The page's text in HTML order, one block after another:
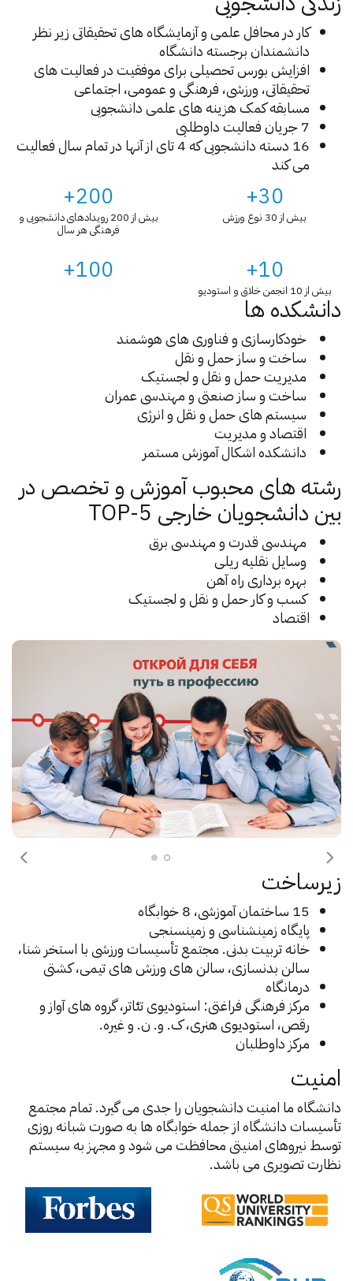
کار در محافل علمی و آزمایشگاه های تحقیقاتی زیر نظر
دانشمندان برجسته دانشگاه
افزایش بورس تحصیلی برای موفقیت در فعالیت های
تحقیقاتی، ورزشی، فرهنگی و عمومی، اجتماعی
مسابقه کمک هزینه های علمی دانشجویی
7 جریان فعالیت داوطلبی
16 دسته دانشجویی که 4 تای از آنها در تمام سال فعالیت
می کند
30+
بیش از 30 نوع ورزش
200+
بیش از 200 رویدادهای دانشجویی و
فرهنگی هر سال
10+
بیش از 10 انجمن خلاق و استودیو
100+
دانشکده ها
خودکارسازی و فناوری های هوشمند
ساخت و ساز حمل و نقل
مدیریت حمل و نقل و لجستیک
ساخت و ساز صنعتی و مهندسی عمران
سیستم های حمل و نقل و انرژی
اقتصاد و مدیریت
دانشکده اشکال آموزش مستمر
رشته های محبوب آموزش و تخصص در
بین دانشجویان خارجی TOP-5
مهندسی قدرت و مهندسی برق
وسایل نقلیه ریلی
بهره برداری راه آهن
کسب و کار حمل و نقل و لجستیک
اقتصاد
بعدی
زیرساخت
15 ساختمان آموزشی، 8 خوابگاه
پایگاه زمینشناسی و زمینسنجی
خانه تربیت بدنی. مجتمع تأسیسات ورزشی با استخر شنا،
سالن بدنسازی، سالن های ورزش های تیمی، کشتی
درمانگاه
مرکز فرهنگی فراغتی: استودیوی تئاتر، گروه های آواز و
رقص، استودیوی هنری، ک. و. ن. و غیره.
مرکز داوطلبان
امنیت
دانشگاه ما امنیت دانشجویان را جدی می گیرد. تمام مجتمع
تأسیسات دانشگاه از جمله خوابگاه ها به صورت شبانه روزی
توسط نیروهای امنیتی محافظت می شود و مجهز به سیستم
نظارت تصویری می باشد.